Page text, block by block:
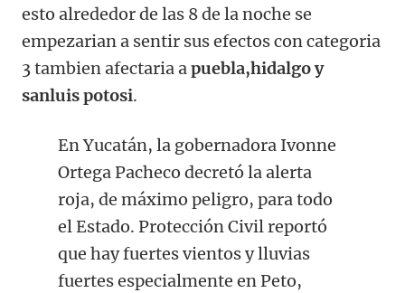
esto alrededor de las 8 de la noche se
empezarian a sentir sus efectos con categoria
3 tambien afectaria apuebla,hidalgo y
sanluis potosi.
En Yucatán, la gobernadora Ivonne
Ortega Pacheco decretó la alerta
roja, de máximo peligro, para todo
el Estado. Protección Civil reportó
que hay fuertes vientos y lluvias
fuertes especialmente en Peto,